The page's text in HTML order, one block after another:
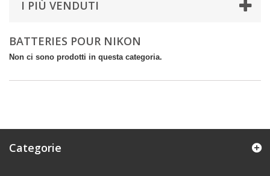
I PIÙ VENDUTI
BATTERIES POUR NIKON
Non ci sono prodotti in questa categoria.
Categorie